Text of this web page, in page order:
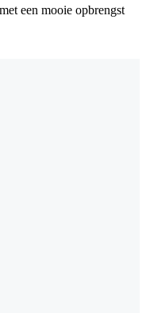
een mooie opbrengst